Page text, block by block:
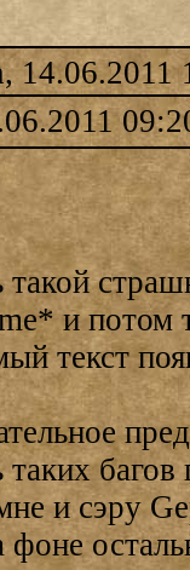
14.06.2011
такой
и потом
текст
и сэру